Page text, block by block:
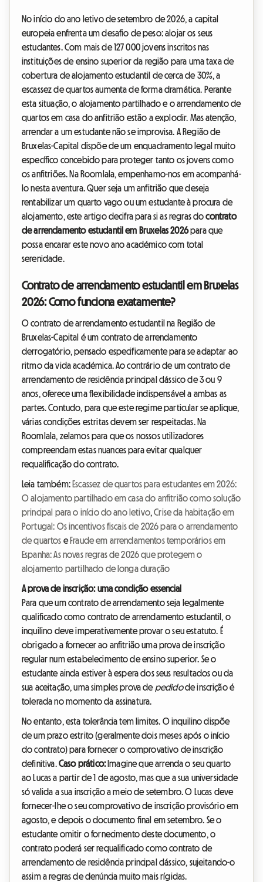
No início do ano letivo de setembro de 2026, a capital
europeia enfrenta um desafio de peso: alojar os seus
estudantes. Com mais de 127 000 jovens inscritos nas
instituições de ensino superior da região para uma taxa de
cobertura de alojamento estudantil de cerca de 30%, a
escassez de quartos aumenta de forma dramática. Perante
esta situação, o alojamento partilhado e o arrendamento de
quartos em casa do anfitrião estão a explodir. Mas atenção,
arrendar a um estudante não se improvisa. A Região de
Bruxelas-Capital dispõe de um enquadramento legal muito
específico concebido para proteger tanto os jovens como
os anfitriões. Na Roomlala, empenhamo-nos em acompanhá-
lo nesta aventura. Quer seja um anfitrião que deseja
rentabilizar um quarto vago ou um estudante à procura de
alojamento, este artigo decifra para si as regras docontrato
de arrendamento estudantil em Bruxelas 2026para que
possa encarar este novo ano académico com total
serenidade.
Contrato de arrendamento estudantil em Bruxelas
2026: Como funciona exatamente?
O contrato de arrendamento estudantil na Região de
Bruxelas-Capital é um contrato de arrendamento
derrogatório, pensado especificamente para se adaptar ao
ritmo da vida académica. Ao contrário de um contrato de
arrendamento de residência principal clássico de 3 ou 9
anos, oferece uma flexibilidade indispensável a ambas as
partes. Contudo, para que este regime particular se aplique,
várias condições estritas devem ser respeitadas. Na
Roomlala, zelamos para que os nossos utilizadores
compreendam estas nuances para evitar qualquer
requalificação do contrato.
Leia também: Escassez de quartos para estudantes em 2026:
O alojamento partilhado em casa do anfitrião como solução
principal para o início do ano letivo,Crise da habitação em
Portugal: Os incentivos fiscais de 2026 para o arrendamento
de quartos e Fraude em arrendamentos temporários em
Espanha: As novas regras de 2026 que protegem o
alojamento partilhado de longa duração
A prova de inscrição: uma condição essencial
Para que um contrato de arrendamento seja legalmente
qualificado como contrato de arrendamento estudantil, o
inquilino deve imperativamente provar o seu estatuto. É
obrigado a fornecer ao anfitrião uma prova de inscrição
regular num estabelecimento de ensino superior. Se o
estudante ainda estiver à espera dos seus resultados ou da
sua aceitação, uma simples prova de pedidode inscrição é
tolerada no momento da assinatura.
No entanto, esta tolerância tem limites. O inquilino dispõe
de um prazo estrito (geralmente dois meses após o início
do contrato) para fornecer o comprovativo de inscrição
definitiva.Caso prático:Imagine que arrenda o seu quarto
ao Lucas a partir de 1 de agosto, mas que a sua universidade
só valida a sua inscrição a meio de setembro. O Lucas deve
fornecer-lhe o seu comprovativo de inscrição provisório em
agosto, e depois o documento final em setembro. Se o
estudante omitir o fornecimento deste documento, o
contrato poderá ser requalificado como contrato de
arrendamento de residência principal clássico, sujeitando-o
assim a regras de denúncia muito mais rígidas.